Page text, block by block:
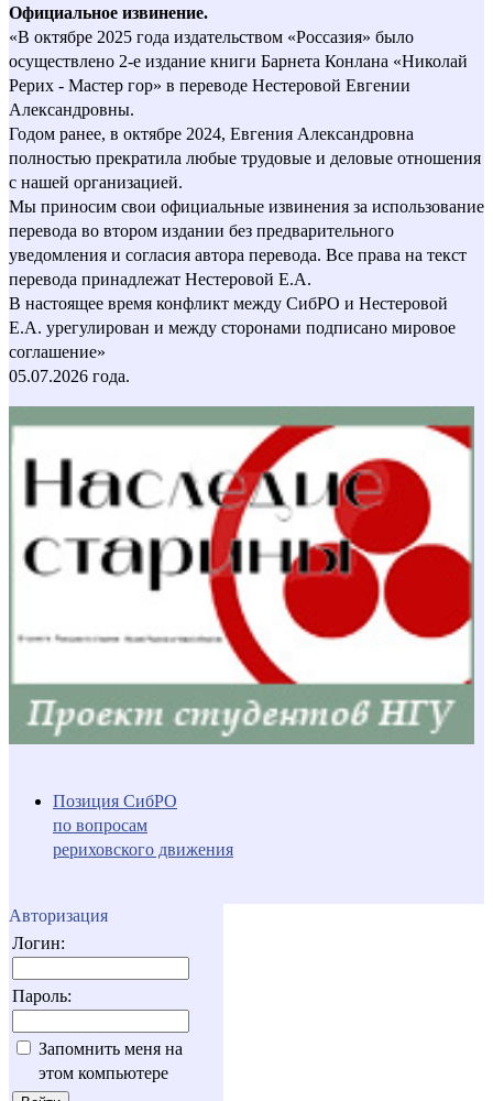
Официальное извинение.
«В октябре 2025 года издательством «Россазия» было
осуществлено 2-е издание книги Барнета Конлана «Николай
Рерих - Мастер гор» в переводе Нестеровой Евгении
Александровны.
Годом ранее, в октябре 2024, Евгения Александровна
полностью прекратила любые трудовые и деловые отношения
с нашей организацией.
Мы приносим свои официальные извинения за использование
перевода во втором издании без предварительного
уведомления и согласия автора перевода. Все права на текст
перевода принадлежат Нестеровой Е.А.
В настоящее время конфликт между СибРО и Нестеровой
Е.А. урегулирован и между сторонами подписано мировое
соглашение»
05.07.2026 года.
Позиция СибРО
по вопросам
рериховского движения
Авторизация
Логин:
Пароль:
Запомнить меня на
этом компьютере